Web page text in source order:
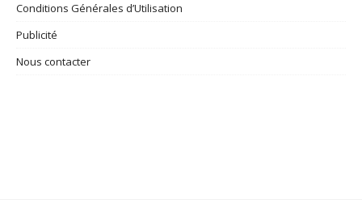
Conditions Générales d’Utilisation
Publicité
Nous contacter